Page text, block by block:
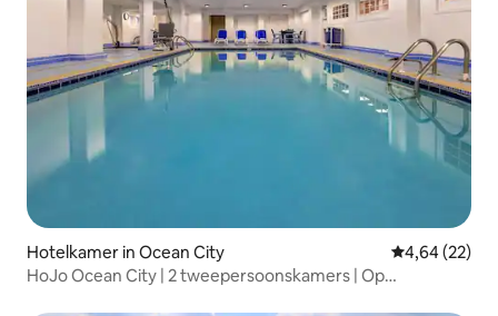
Hotelkamer in Ocean City Gemiddelde
4,64 (22)
HoJo Ocean City | 2 tweepersoonskamers | Op